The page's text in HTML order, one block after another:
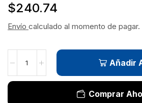
$240.74
Envío calculado al momento de pagar.
Añadir
Comprar